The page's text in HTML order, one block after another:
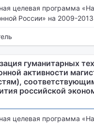
целевая программа
России» на 2009-
гуманитарных
активности
российской
целевая программа